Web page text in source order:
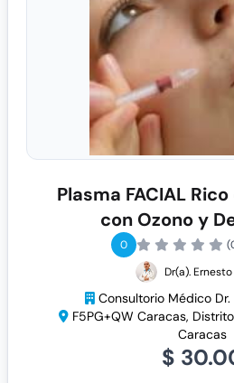
Plasma FACIAL
con Ozono y
0
Dr(a).
Consultorio Médico Dr.
F5PG+QW Caracas,
Caracas
$